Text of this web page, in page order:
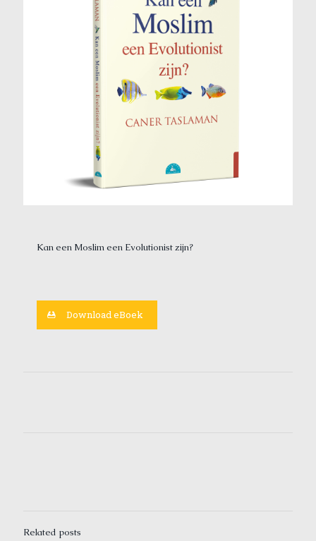
Kan een Moslim een Evolutionist zijn?
Download eBoek
Related posts